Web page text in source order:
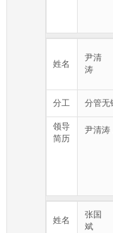
姓名
尹清
涛
分工 分管无
领导
简历
尹清涛
姓名
张国
斌